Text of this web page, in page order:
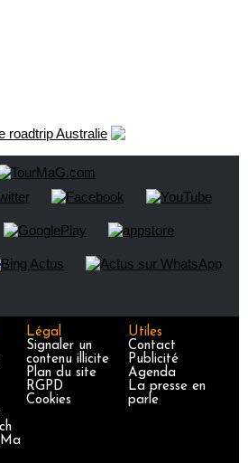
Légal
Signaler un
contenu illicite
Plan du site
RGPD
Cookies
Utiles
Contact
Publicité
Agenda
La presse en
parle